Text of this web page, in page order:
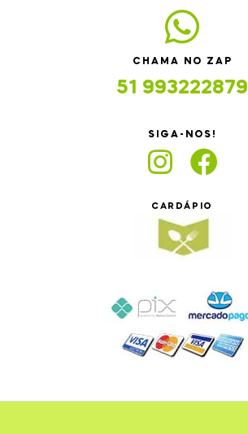
CHAMA NO ZAP
51 993222879
SIGA-NOS!
CARDÁPIO